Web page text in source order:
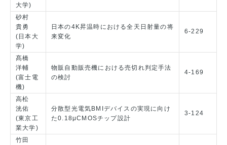
大学)
砂村
貴勇
(日本大
学)
日本の4K昇温時における全天日射量の将
来変化
6-229
髙橋
洋輔
(富士電
機)
物販自動販売機における売切れ判定手法
の検討
4-169
高松
洸佑
(東京工
業大学)
分散型光電気BMIデバイスの実現に向け
た0.18μCMOSチップ設計
3-124
竹田